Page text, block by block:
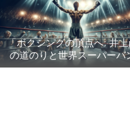
「ボクシングの頂点へ: 井
の道のりと世界スーパーバ
ム級統一戦の全貌」